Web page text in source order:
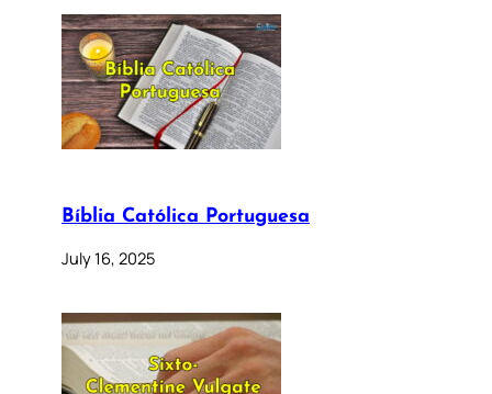
Bíblia Católica Portuguesa
July 16, 2025